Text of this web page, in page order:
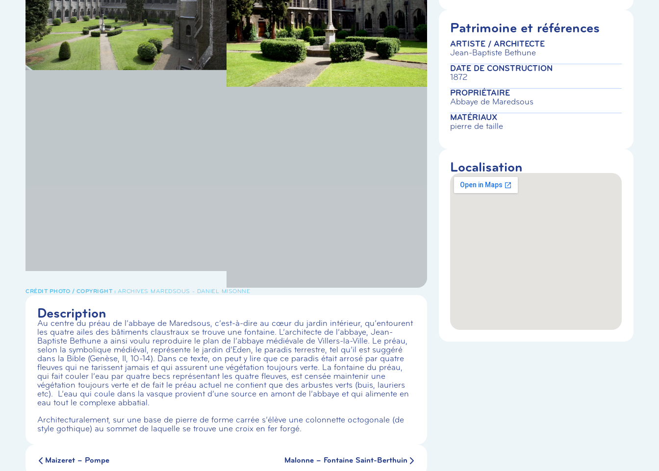
ARCHIVES MAREDSOUS - DANIEL MISONNE
Description
Au centre du préau de l’abbaye de Maredsous, c’est-à-dire au cœur du jardin intérieur, qu’entourent
les quatre ailes des bâtiments claustraux se trouve une fontaine. L’architecte de l’abbaye, Jean-
Baptiste Bethune a ainsi voulu reproduire le plan de l’abbaye médiévale de Villers-la-Ville. Le préau,
selon la symbolique médiéval, représente le jardin d’Eden, le paradis terrestre, tel qu’il est suggéré
dans la Bible (Genèse, II, 10-14). Dans ce texte, on peut y lire que ce paradis était arrosé par quatre
fleuves qui ne tarissent jamais et qui assurent une végétation toujours verte. La fontaine du préau,
qui fait couler l’eau par quatre becs représentant les quatre fleuves, est censée maintenir une
végétation toujours verte et de fait le préau actuel ne contient que des arbustes verts (buis, lauriers
etc). L’eau qui coule dans la vasque provient d’une source en amont de l’abbaye et qui alimente en
eau tout le complexe abbatial.
Architecturalement, sur une base de pierre de forme carrée s’élève une colonnette octogonale (de
style gothique) au sommet de laquelle se trouve une croix en fer forgé.
Maizeret – Pompe Malonne – Fontaine Saint-Berthuin
Patrimoine et références
ARTISTE / ARCHITECTE
Jean-Baptiste Bethune
DATE DE CONSTRUCTION
1872
PROPRIÉTAIRE
Abbaye de Maredsous
MATÉRIAUX
pierre de taille
Localisation